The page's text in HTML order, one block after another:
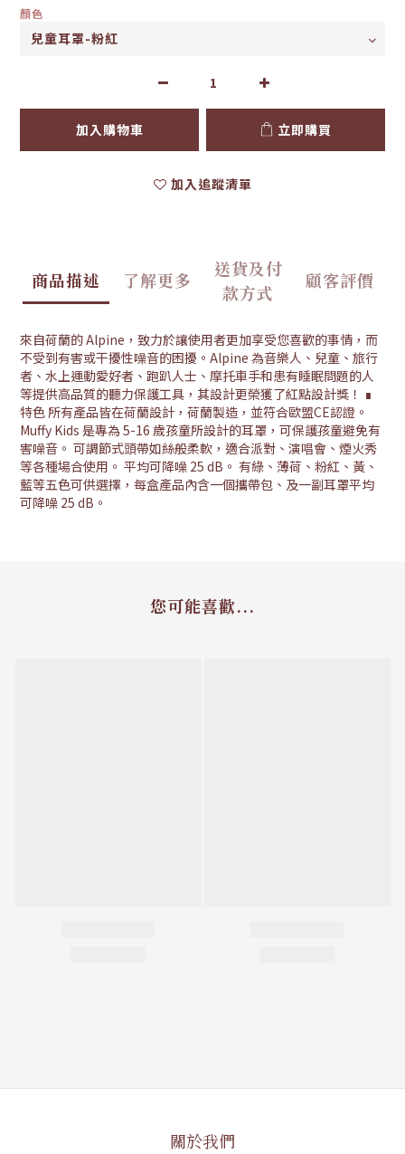
顏色
加入購物車 立即購買
加入追蹤清單
商品描述 了解更多
送貨及付
款方式
顧客評價
來自荷蘭的 Alpine，致力於讓使用者更加享受您喜歡的事情，而
不受到有害或干擾性噪音的困擾。Alpine 為音樂人、兒童、旅行
者、水上運動愛好者、跑趴人士、摩托車手和患有睡眠問題的人
等提供高品質的聽力保護工具，其設計更榮獲了紅點設計獎！ ∎
特色 所有產品皆在荷蘭設計，荷蘭製造，並符合歐盟CE認證。
Muffy Kids 是專為 5-16 歲孩童所設計的耳罩，可保護孩童避免有
害噪音。 可調節式頭帶如絲般柔軟，適合派對、演唱會、煙火秀
等各種場合使用。 平均可降噪 25 dB。 有綠、薄荷、粉紅、黃、
藍等五色可供選擇，每盒產品內含一個攜帶包、及一副耳罩平均
可降噪 25 dB。
您可能喜歡...
關於我們